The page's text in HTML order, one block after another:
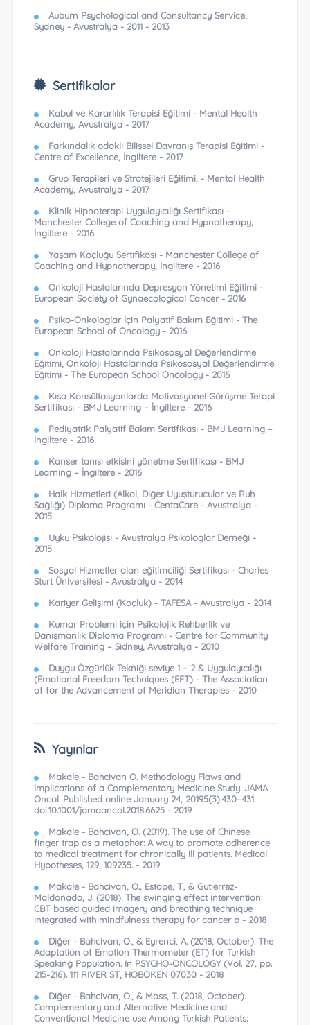
Auburn Psychological and Consultancy Service,
Sydney - Avustralya - 2011 - 2013
Sertifikalar
Kabul ve Kararlılık Terapisi Eğitimi - Mental Health
Academy, Avustralya - 2017
Farkındalık odaklı Bilişsel Davranış Terapisi Eğitimi -
Centre of Excellence, İngiltere - 2017
Grup Terapileri ve Stratejileri Eğitimi, - Mental Health
Academy, Avustralya - 2017
Klinik Hipnoterapi Uygulayıcılığı Sertifikası -
Manchester College of Coaching and Hypnotherapy,
İngiltere - 2016
Yaşam Koçluğu Sertifikası - Manchester College of
Coaching and Hypnotherapy, İngiltere - 2016
Onkoloji Hastalarında Depresyon Yönetimi Eğitimi -
European Society of Gynaecological Cancer - 2016
Psiko-Onkologlar İçin Palyatif Bakım Eğitimi - The
European School of Oncology - 2016
Onkoloji Hastalarında Psikososyal Değerlendirme
Eğitimi, Onkoloji Hastalarında Psikososyal Değerlendirme
Eğitimi - The European School Oncology - 2016
Kısa Konsültasyonlarda Motivasyonel Görüşme Terapi
Sertifikası - BMJ Learning – İngiltere - 2016
Pediyatrik Palyatif Bakım Sertifikası - BMJ Learning –
İngiltere - 2016
Kanser tanısı etkisini yönetme Sertifikası - BMJ
Learning – İngiltere - 2016
Halk Hizmetleri (Alkol, Diğer Uyuşturucular ve Ruh
Sağlığı) Diploma Programı - CentaCare - Avustralya -
2015
Uyku Psikolojisi - Avustralya Psikologlar Derneği -
2015
Sosyal Hizmetler alan eğitimciliği Sertifikası - Charles
Sturt Üniversitesi - Avustralya - 2014
Kariyer Gelişimi (Koçluk) - TAFESA - Avustralya - 2014
Kumar Problemi için Psikolojik Rehberlik ve
Danışmanlık Diploma Programı - Centre for Community
Welfare Training – Sidney, Avustralya - 2010
Duygu Özgürlük Tekniği seviye 1 – 2 & Uygulayıcılığı
(Emotional Freedom Techniques (EFT) - The Association
of for the Advancement of Meridian Therapies - 2010
Yayınlar
Makale - Bahcivan O. Methodology Flaws and
Implications of a Complementary Medicine Study. JAMA
Oncol. Published online January 24, 20195(3):430–431.
doi:10.1001/jamaoncol.2018.6625 - 2019
Makale - Bahcivan, O. (2019). The use of Chinese
finger trap as a metaphor: A way to promote adherence
to medical treatment for chronically ill patients. Medical
Hypotheses, 129, 109235. - 2019
Makale - Bahcivan, O., Estape, T., & Gutierrez-
Maldonado, J. (2018). The swinging effect intervention:
CBT based guided imagery and breathing technique
integrated with mindfulness therapy for cancer p - 2018
Diğer - Bahcivan, O., & Eyrenci, A. (2018, October). The
Adaptation of Emotion Thermometer (ET) for Turkish
Speaking Population. In PSYCHO-ONCOLOGY (Vol. 27, pp.
215-216). 111 RIVER ST, HOBOKEN 07030 - 2018
Diğer - Bahcivan, O., & Moss, T. (2018, October).
Complementary and Alternative Medicine and
Conventional Medicine use Among Turkish Patients: